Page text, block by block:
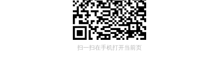
扫一扫在手机打开当前页